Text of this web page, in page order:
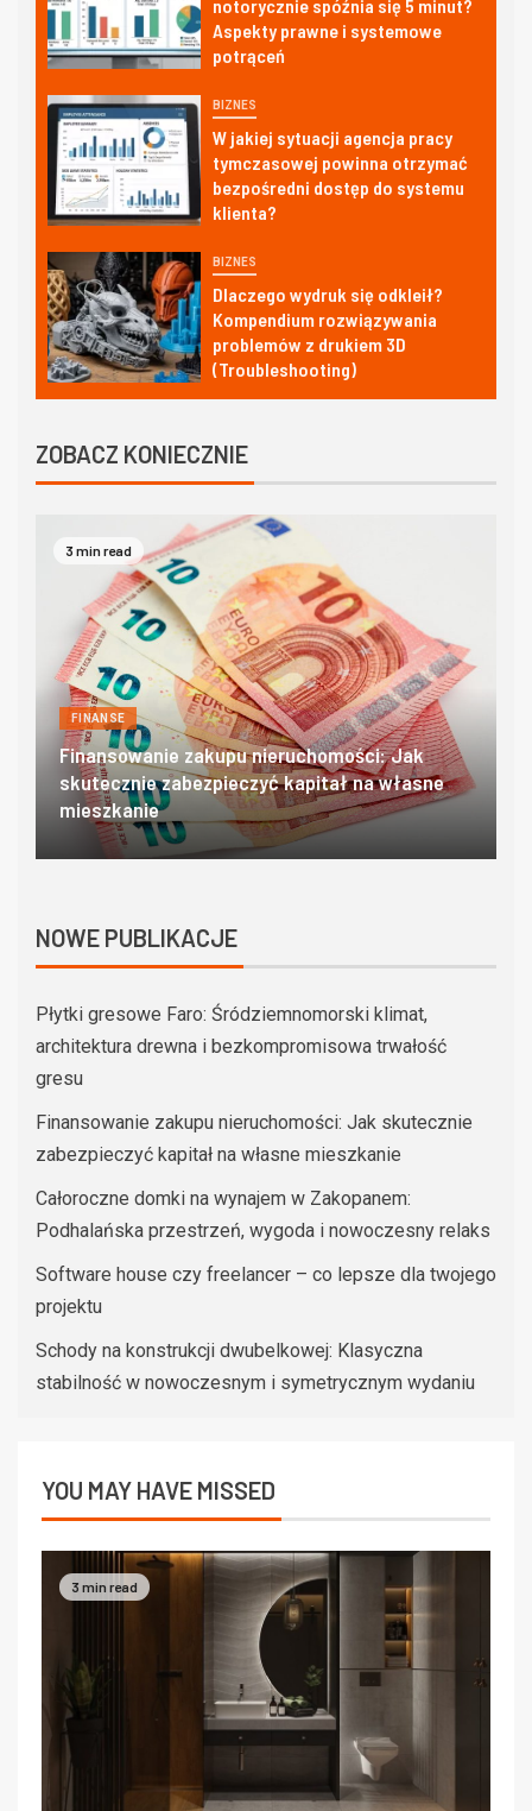
notorycznie spóźnia się 5 minut?
Aspekty prawne i systemowe
potrąceń
BIZNES
W jakiej sytuacji agencja pracy
tymczasowej powinna otrzymać
bezpośredni dostęp do systemu
klienta?
BIZNES
Dlaczego wydruk się odkleił?
Kompendium rozwiązywania
problemów z drukiem 3D
(Troubleshooting)
ZOBACZ KONIECZNIE
4 min read
FINANSE
Domki w zakopanem – poznaj góralski klimat w
najlepszym wydaniu
NOWE PUBLIKACJE
Płytki gresowe Faro: Śródziemnomorski klimat,
architektura drewna i bezkompromisowa trwałość
gresu
Finansowanie zakupu nieruchomości: Jak skutecznie
zabezpieczyć kapitał na własne mieszkanie
Całoroczne domki na wynajem w Zakopanem:
Podhalańska przestrzeń, wygoda i nowoczesny relaks
Software house czy freelancer – co lepsze dla twojego
projektu
Schody na konstrukcji dwubelkowej: Klasyczna
stabilność w nowoczesnym i symetrycznym wydaniu
YOU MAY HAVE MISSED
3 min read